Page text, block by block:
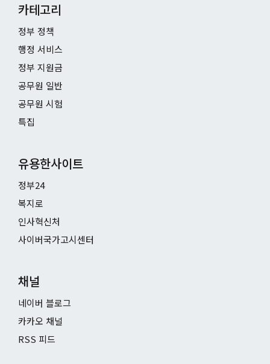
카테고리
정부 정책
행정 서비스
정부 지원금
공무원 일반
공무원 시험
특집
유용한사이트
정부24
복지로
인사혁신처
사이버국가고시센터
채널
네이버 블로그
카카오 채널
RSS 피드